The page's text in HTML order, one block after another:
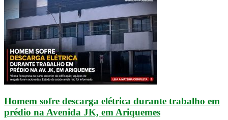
Homem sofre descarga elétrica durante trabalho em
prédio na Avenida JK, em Ariquemes